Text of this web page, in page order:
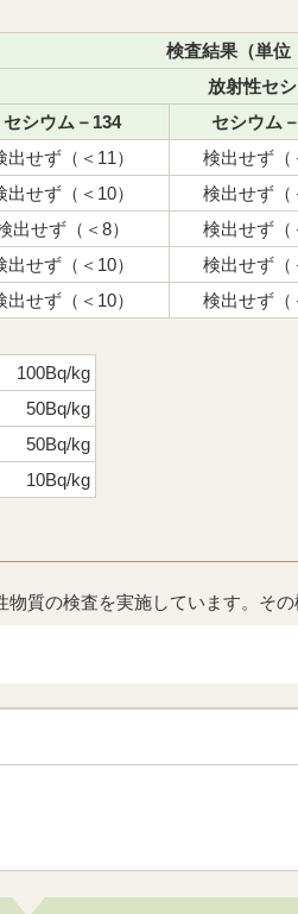
検査結果（単位
放射性セ
セシウム－134
セシウム
出せず（＜11） 検出せず（
出せず（＜10） 検出せず（
出せず（＜8） 検出せず（
出せず（＜10） 検出せず（
出せず（＜10） 検出せず（
100Bq/kg
50Bq/kg
50Bq/kg
10Bq/kg
質の検査を実施しています。その